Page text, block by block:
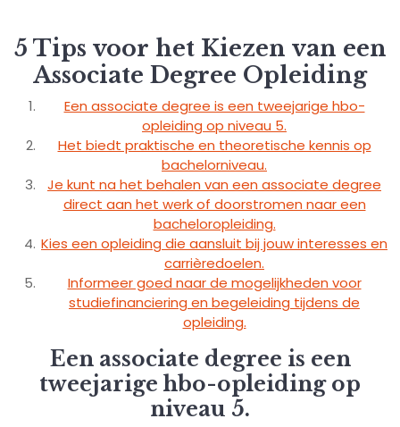
5 Tips voor het Kiezen van een
Associate Degree Opleiding
Een associate degree is een tweejarige hbo-
opleiding op niveau 5.
Het biedt praktische en theoretische kennis op
bachelorniveau.
Je kunt na het behalen van een associate degree
direct aan het werk of doorstromen naar een
bacheloropleiding.
Kies een opleiding die aansluit bij jouw interesses en
carrièredoelen.
Informeer goed naar de mogelijkheden voor
studiefinanciering en begeleiding tijdens de
opleiding.
Een associate degree is een
tweejarige hbo-opleiding op
niveau 5.